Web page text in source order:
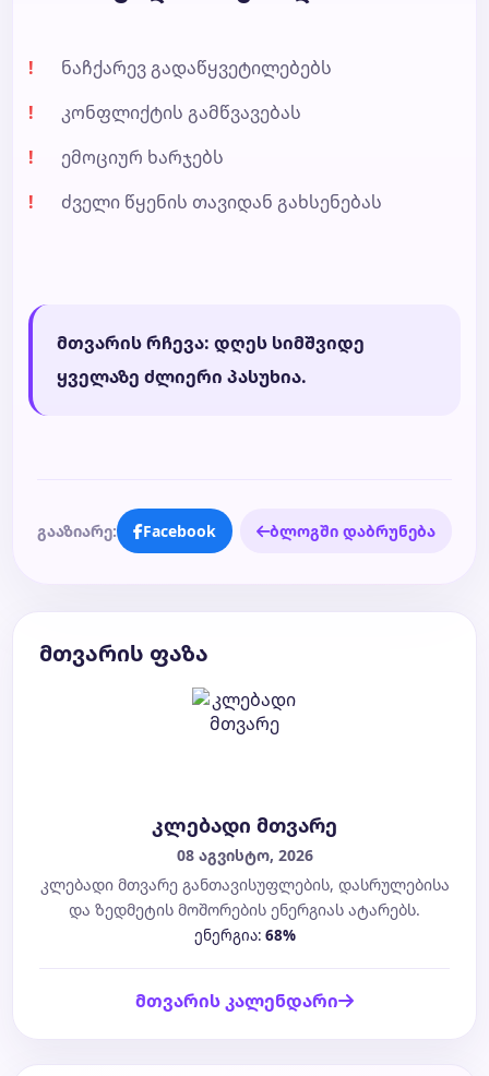
ნაჩქარევ გადაწყვეტილებებს
კონფლიქტის გამწვავებას
ემოციურ ხარჯებს
ძველი წყენის თავიდან გახსენებას
მთვარის რჩევა: დღეს სიმშვიდე
ყველაზე ძლიერი პასუხია.
გააზიარე: Facebook ბლოგში დაბრუნება
მთვარის ფაზა
კლებადი მთვარე
08 აგვისტო, 2026
კლებადი მთვარე განთავისუფლების, დასრულებისა
და ზედმეტის მოშორების ენერგიას ატარებს.
ენერგია: 68%
მთვარის კალენდარი